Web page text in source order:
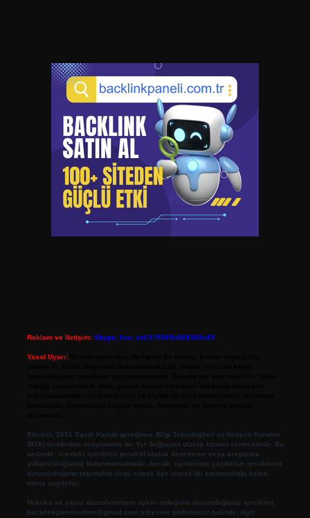
Reklam ve İletişim: Skype: live:.cid.575569c608265c69
Yasal Uyarı:
Sitemiz, 5651 Sayılı Kanun gereğince Bilgi Teknolojileri ve İletişim Kurumu
(BTK) tarafından onaylanmış bir Yer Sağlayıcı olarak hizmet vermektedir. Bu
nedenle, sitedeki içerikleri proaktif olarak denetleme veya araştırma
yükümlülüğümüz bulunmamaktadır. Ancak, üyelerimiz yazdıkları içeriklerin
sorumluluğunu taşımakta olup, siteye üye olarak bu sorumluluğu kabul
etmiş sayılırlar.
Hukuka ve yasal düzenlemelere aykırı olduğunu düşündüğünüz içerikleri,
backlinkpanelicomtr@gmail.com adresine bildirmeniz halinde, ilgili